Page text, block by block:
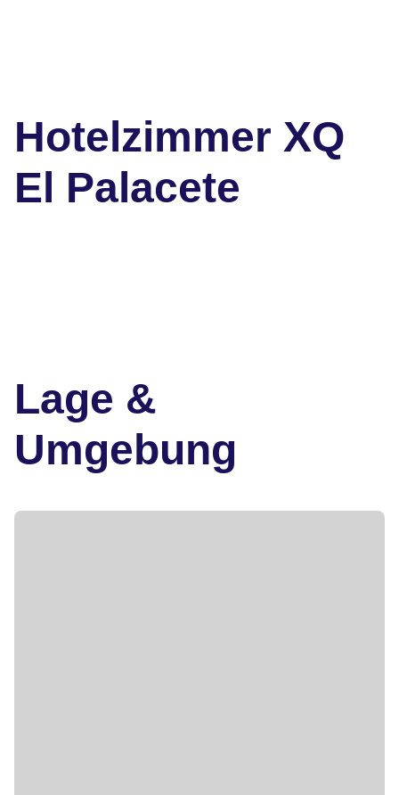
Hotelzimmer XQ
El Palacete
Lage &
Umgebung